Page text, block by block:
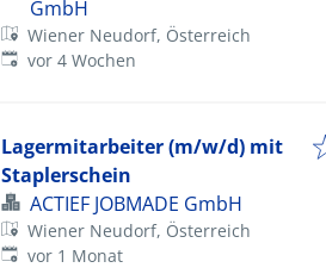
GmbH
Wiener Neudorf, Österreich
Veröffentlicht:
vor 4 Wochen
Lagermitarbeiter (m/w/d) mit
Staplerschein
ACTIEF JOBMADE GmbH
Wiener Neudorf, Österreich
Veröffentlicht:
vor 1 Monat